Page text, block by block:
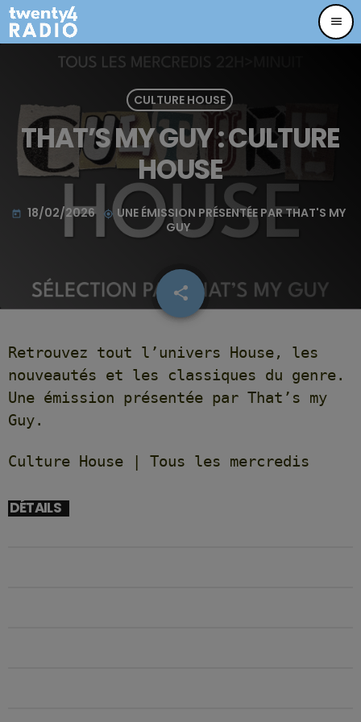
menu
CULTURE HOUSE
THAT’S MY GUY : CULTURE
HOUSE
today 18/02/2026 my_location UNE ÉMISSION PRÉSENTÉE PAR THAT'S MY
GUY
share
email
Retrouvez tout l’univers House, les
nouveautés et les classiques du genre.
Une émission présentée par That’s my
Guy.
Culture House | Tous les mercredis
DÉTAILS